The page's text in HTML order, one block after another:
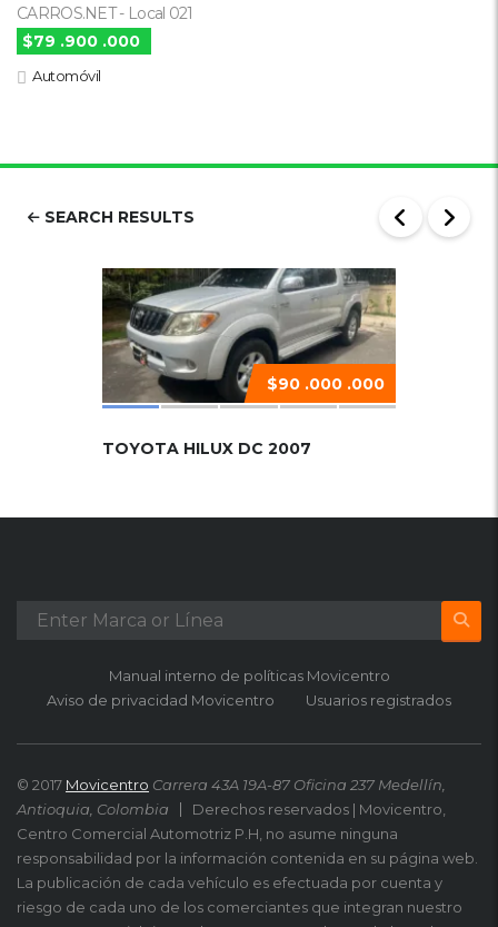
CARROS.NET - Local 021
$79 .900 .000
Automóvil
SEARCH RESULTS
$90 .000 .000
TOYOTA HILUX DC 2007
Manual interno de políticas Movicentro
Aviso de privacidad Movicentro
Usuarios registrados
© 2017 Movicentro Carrera 43A 19A-87 Oficina 237 Medellín,
Antioquia, Colombia
Derechos reservados | Movicentro,
Centro Comercial Automotriz P.H, no asume ninguna
responsabilidad por la información contenida en su página web.
La publicación de cada vehículo es efectuada por cuenta y
riesgo de cada uno de los comerciantes que integran nuestro